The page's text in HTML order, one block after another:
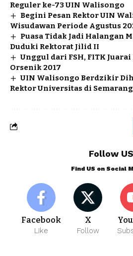
Reguler ke-73 UIN Walisongo
Begini Pesan Rektor UIN
Wisudawan Periode Agustus
Puasa Tidak Jadi Halangan
Duduki Rektorat Jilid II
Unggul dari FSH, FITK Juarai
Orsenik 2017
UIN Walisongo Berdzikir
Rektor Universitas di Semarang
Follow US
Find US on Social
Facebook
Like
X
Follow